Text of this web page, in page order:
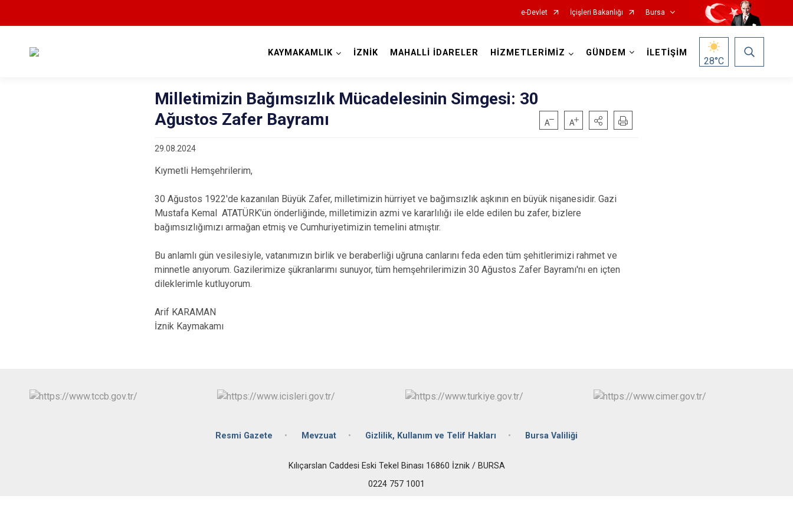
e-Devlet İçişleri Bakanlığı Bursa
Gürsu
İznik
Nilüfer
Osmangazi
KAYMAKAMLIK İZNİK MAHALLİ İDARELER HİZMETLERİMİZ GÜNDEM İLETİŞİM
28°C
Milletimizin Bağımsızlık Mücadelesinin Simgesi: 30
Ağustos Zafer Bayramı
29.08.2024
Kıymetli Hemşehrilerim,
30 Ağustos 1922'de kazanılan Büyük Zafer, milletimizin hürriyet ve bağımsızlık aşkının en büyük nişanesidir. Gazi
Mustafa Kemal ATATÜRK’ün önderliğinde, milletimizin azmi ve kararlılığı ile elde edilen bu zafer, bizlere
bağımsızlığımızı armağan etmiş ve Cumhuriyetimizin temelini atmıştır.
Bu anlamlı gün vesilesiyle, vatanımızın birlik ve beraberliği uğruna canlarını feda eden tüm şehitlerimizi rahmet ve
minnetle anıyorum. Gazilerimize şükranlarımı sunuyor, tüm hemşehrilerimizin 30 Ağustos Zafer Bayramı'nı en içten
dileklerimle kutluyorum.
Arif KARAMAN
İznik Kaymakamı
Resmi Gazete Mevzuat Gizlilik, Kullanım ve Telif Hakları Bursa Valiliği
Kılıçarslan Caddesi Eski Tekel Binası 16860 İznik / BURSA
0224 757 1001